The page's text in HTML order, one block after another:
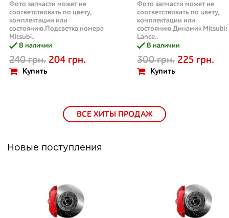
Фото запчасти может не
соответствовать по цвету,
комплектации или
состоянию.Подсветка номера
Mitsubi..
В наличии
240 грн. 204 грн.
Купить
Фото запчасти может не
соответствовать по цвету,
комплектации или
состоянию.Динамик
Lance..
В наличии
300 грн. 225 грн.
Купить
ВСЕ ХИТЫ ПРОДАЖ
Новые поступления